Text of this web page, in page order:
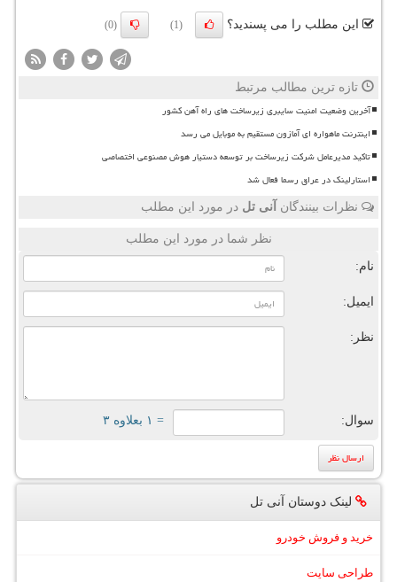
این مطلب را می پسندید؟ (1)
(0)
تازه ترین مطالب مرتبط
آخرین وضعیت امنیت سایبری زیرساخت های راه آهن کشور
اینترنت ماهواره ای آمازون مستقیم به موبایل می رسد
تاکید مدیرعامل شرکت زیرساخت بر توسعه دستیار هوش مصنوعی اختصاصی
استارلینک در عراق رسما فعال شد
نظرات بینندگان آنی تل در مورد این مطلب
نظر شما در مورد این مطلب
نام:
ایمیل:
نظر:
سوال: = ۱ بعلاوه ۳
لینک دوستان آنی تل
خرید و فروش خودرو
طراحی سایت